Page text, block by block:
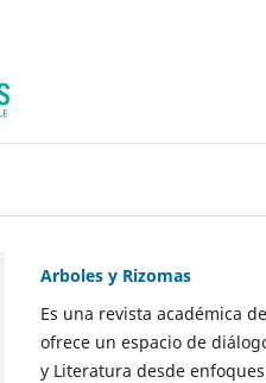
Arboles y Rizomas
Es una revista académica
ofrece un espacio de
y Literatura desde